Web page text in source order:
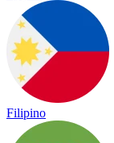
Filipino